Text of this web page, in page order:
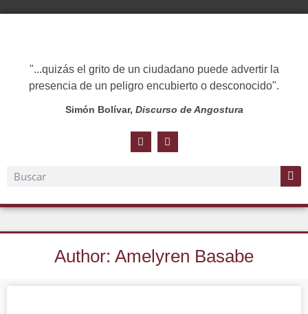
"...quizás el grito de un ciudadano puede advertir la
presencia de un peligro encubierto o desconocido".
Simón Bolívar, Discurso de Angostura
Author: Amelyren Basabe